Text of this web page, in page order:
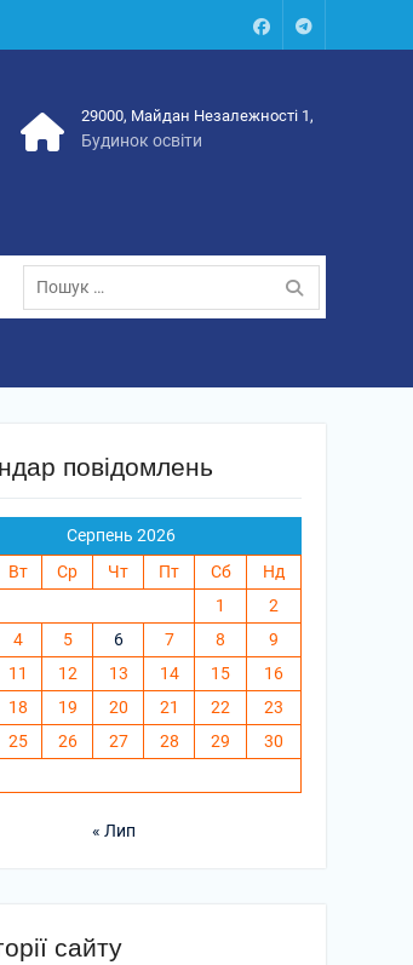
FacebookTalegram
29000, Майдан Незалежності 1,
Будинок освіти
Пошук:
повідомлень
Серпень 2026
Вт Ср Чт Пт Сб
Нд
1
2
4 5 6 7 8
9
11 12 13 14 15
16
18 19 20 21 22
23
25 26 27 28 29
30
« Лип
сайту